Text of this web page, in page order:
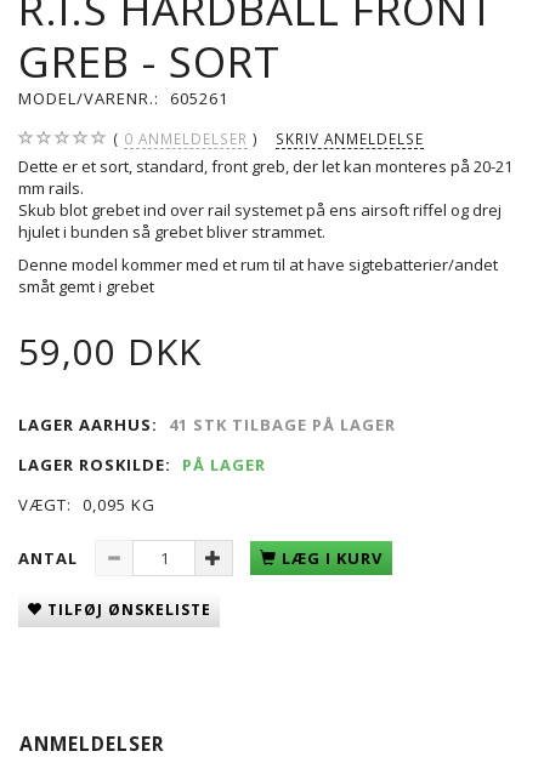
GREB - SORT
MODEL/VARENR.: 605261
0 ANMELDELSER SKRIV ANMELDELSE
Dette er et sort, standard, front greb, der let kan monteres på 20-21
mm rails.
Skub blot grebet ind over rail systemet på ens airsoft riffel og drej
hjulet i bunden så grebet bliver strammet.
Denne model kommer med et rum til at have sigtebatterier/andet
småt gemt i grebet
59,00 DKK
LAGER AARHUS:
41 STK TILBAGE PÅ LAGER
LAGER ROSKILDE:
PÅ LAGER
VÆGT:
0,095 KG
ANTAL LÆG I KURV
TILFØJ ØNSKELISTE
ANMELDELSER